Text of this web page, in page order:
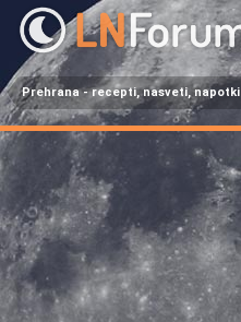
Prehrana - recepti, nasveti, napotki